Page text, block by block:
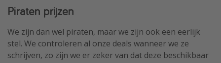
Piraten prijzen
We zijn dan wel piraten, maar we zijn ook een eerlijk
stel. We controleren al onze deals wanneer we ze
schrijven, zo zijn we er zeker van dat deze beschikbaar